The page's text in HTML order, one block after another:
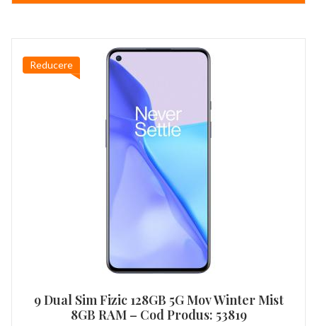
3.054,90 lei.
Reducere
9 Dual Sim Fizic 128GB 5G Mov Winter Mist
8GB RAM – Cod Produs: 53819